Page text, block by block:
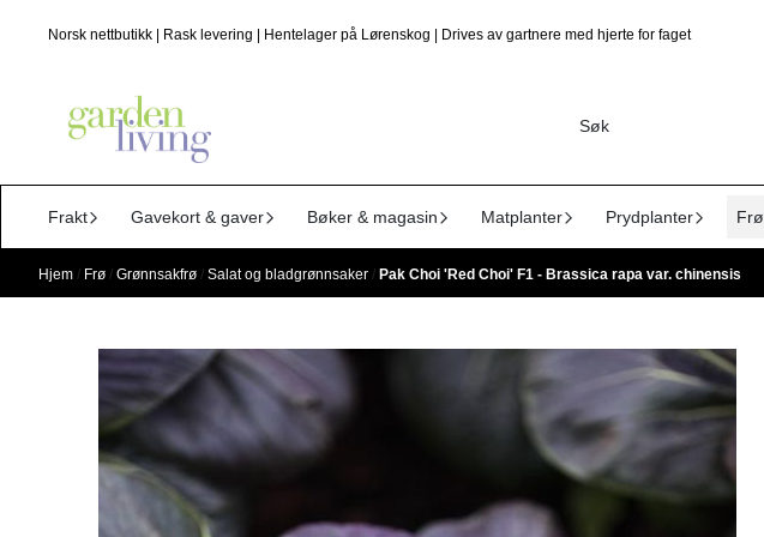
Norsk nettbutikk | Rask levering | Hentelager på Lørenskog | Drives av gartnere med hjerte for faget
Frakt Gavekort & gaver Bøker & magasin Matplanter Prydplanter Frø
Hjem / Frø / Grønnsakfrø / Salat og bladgrønnsaker / Pak Choi 'Red Choi' F1 - Brassica rapa var. chinensis